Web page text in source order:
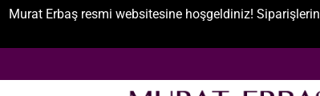
Murat Erbaş resmi websitesine hoşgeldiniz!
atla